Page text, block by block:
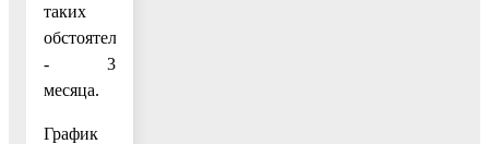
таких
обстоятельств)
- 3
месяца.
График